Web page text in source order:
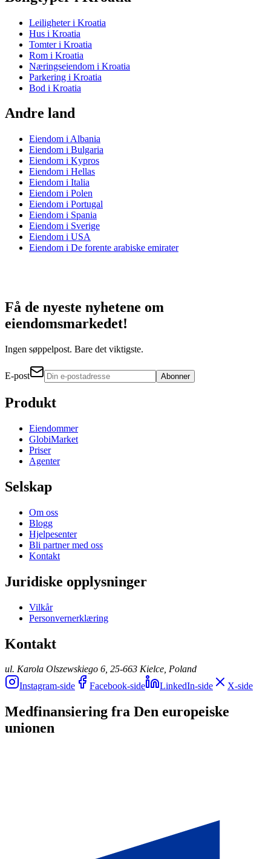
Leiligheter i Kroatia
Hus i Kroatia
Tomter i Kroatia
Rom i Kroatia
Næringseiendom i Kroatia
Parkering i Kroatia
Bod i Kroatia
Andre land
Eiendom i Albania
Eiendom i Bulgaria
Eiendom i Kypros
Eiendom i Hellas
Eiendom i Italia
Eiendom i Polen
Eiendom i Portugal
Eiendom i Spania
Eiendom i Sverige
Eiendom i USA
Eiendom i De forente arabiske emirater
Få de nyeste nyhetene om
eiendomsmarkedet!
Ingen søppelpost. Bare det viktigste.
E-post Abonner
Produkt
Eiendommer
GlobiMarket
Priser
Agenter
Selskap
Om oss
Blogg
Hjelpesenter
Bli partner med oss
Kontakt
Juridiske opplysninger
Vilkår
Personvernerklæring
Kontakt
ul. Karola Olszewskiego 6, 25-663 Kielce, Poland
Instagram-side
Facebook-side LinkedIn-side X-side
Medfinansiering fra Den europeiske
unionen